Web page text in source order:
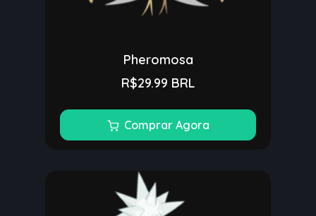
Pheromosa
R$29.99 BRL
Comprar Agora